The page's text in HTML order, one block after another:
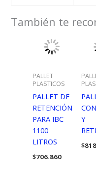
También te
PALLET
PLASTICOS
PALLET DE
RETENCIÓN
PARA IBC
1100
LITROS
$706.860
Y
$